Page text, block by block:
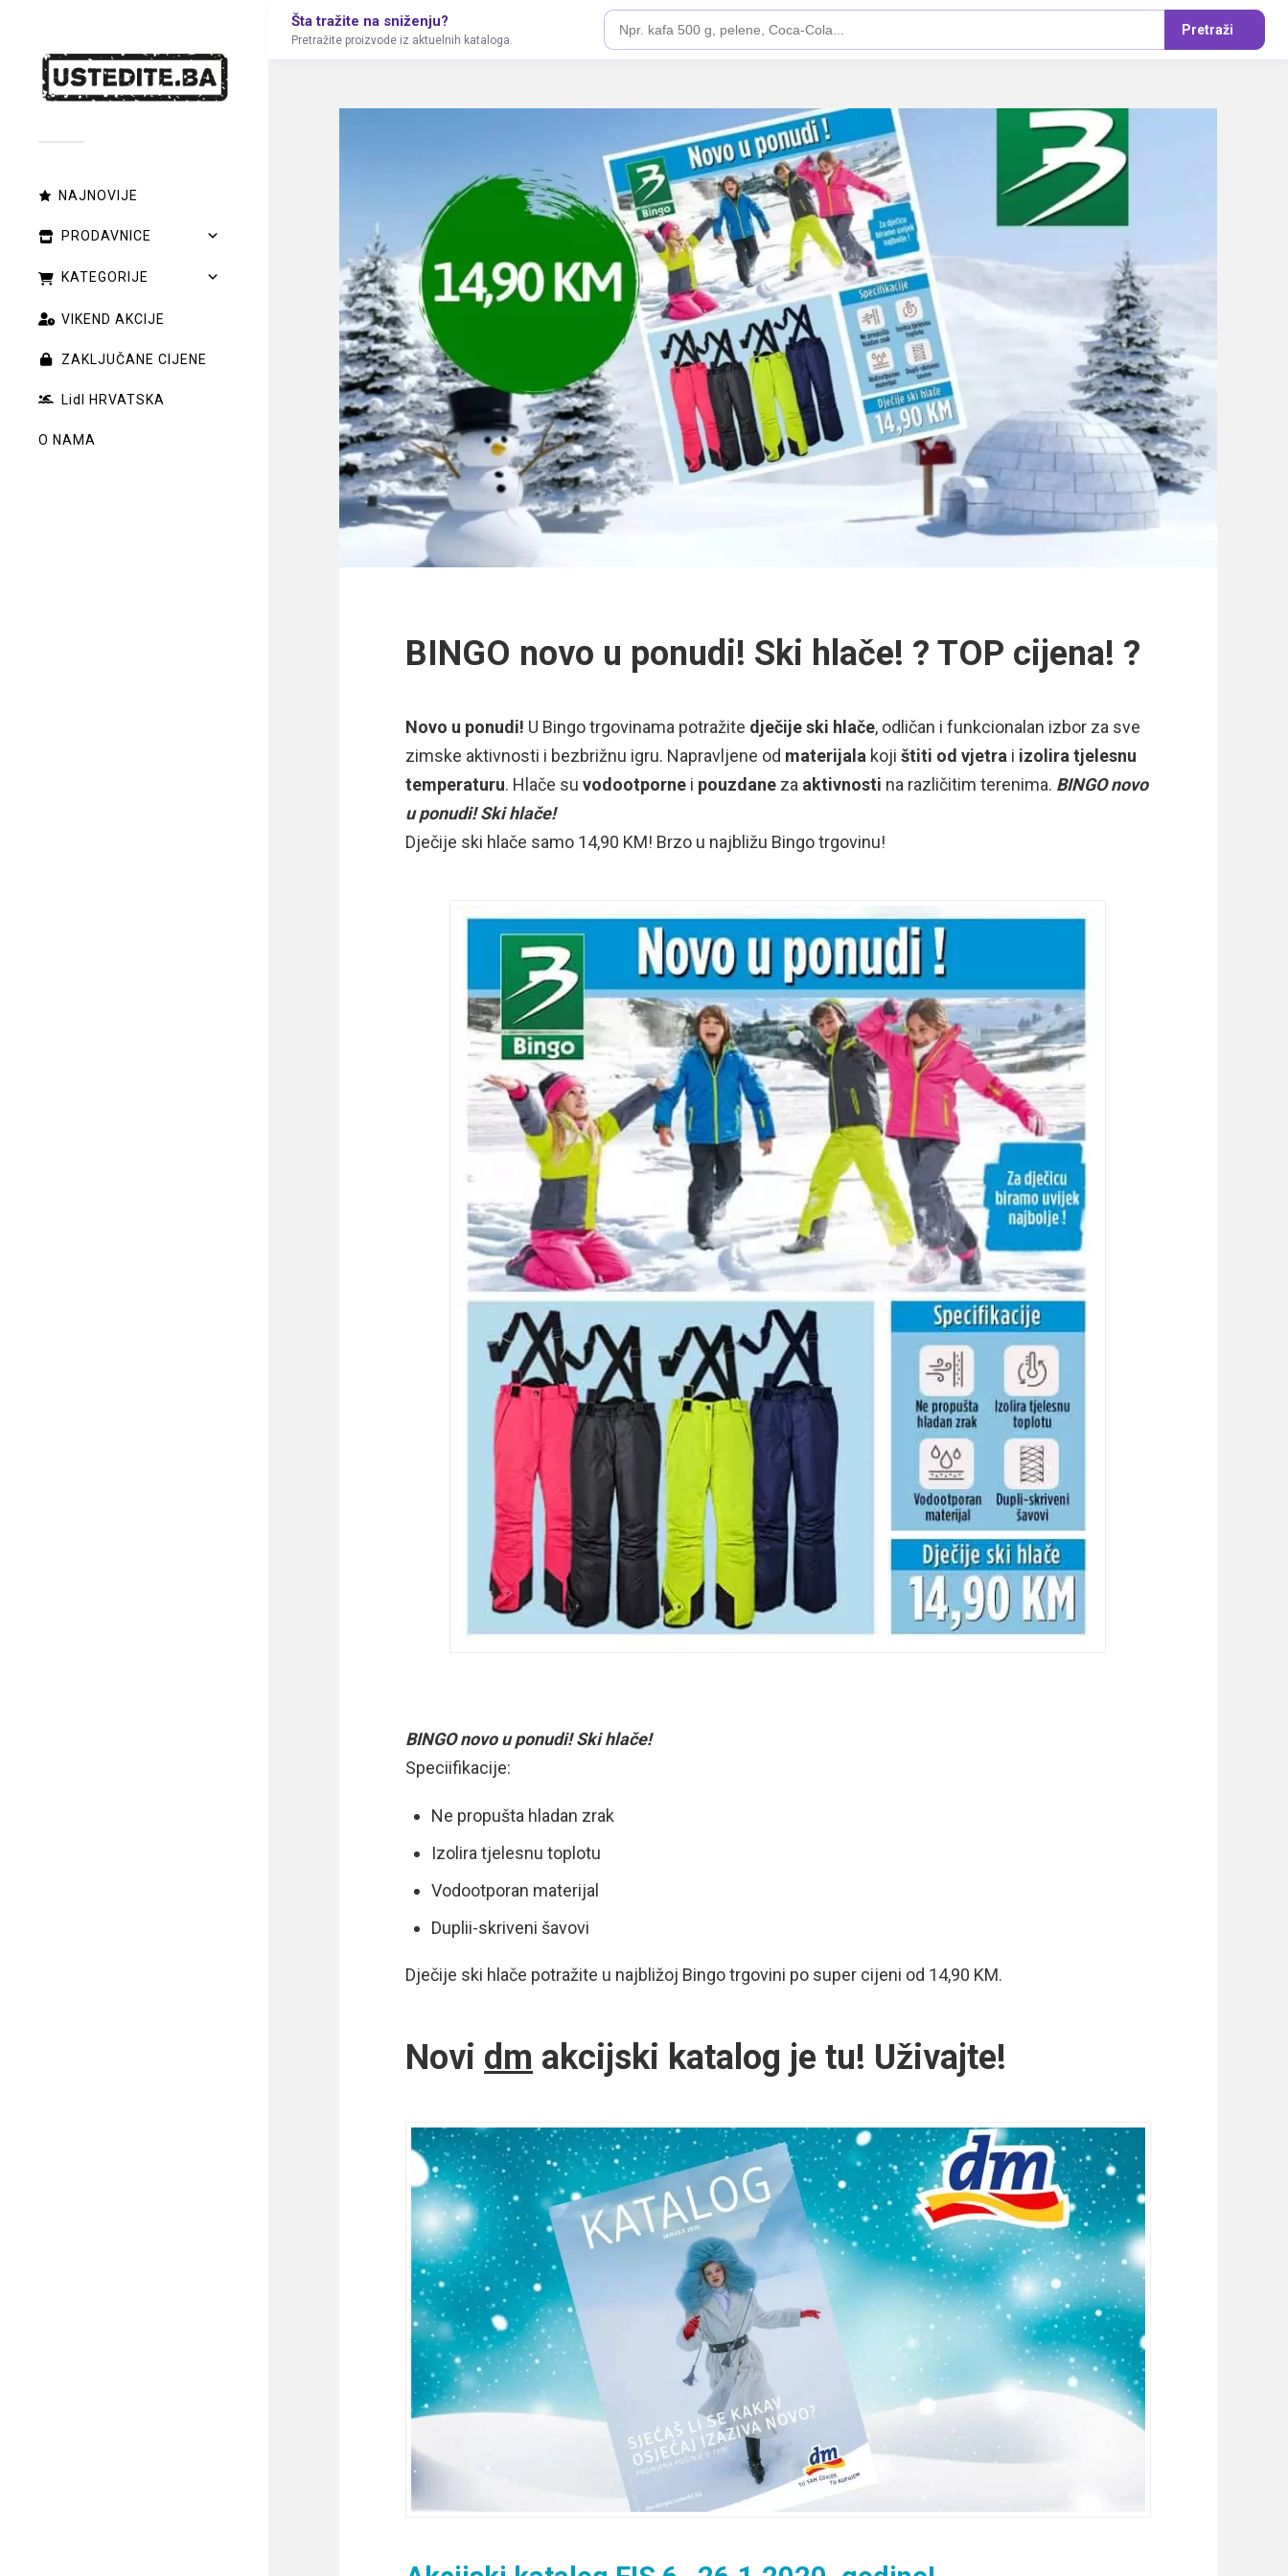
NAJNOVIJE
PRODAVNICE
KATEGORIJE
VIKEND AKCIJE
ZAKLJUČANE CIJENE
Lidl HRVATSKA
O NAMA
Šta tražite na sniženju?
Pretražite proizvode iz aktuelnih kataloga.
Pretraži
BINGO novo u ponudi! Ski hlače! ? TOP cijena! ?
Novo u ponudi! U Bingo trgovinama potražite dječije ski hlače, odličan i funkcionalan izbor za sve
zimske aktivnosti i bezbrižnu igru. Napravljene od materijala kojištiti od vjetra i izolira tjelesnu
temperaturu. Hlače suvodootporne i pouzdane za aktivnosti na različitim terenima. BINGO novo
u ponudi! Ski hlače!
Dječije ski hlače samo 14,90 KM! Brzo u najbližu Bingo trgovinu!
BINGO novo u ponudi! Ski hlače!
Speciifikacije:
Ne propušta hladan zrak
Izolira tjelesnu toplotu
Vodootporan materijal
Duplii-skriveni šavovi
Dječije ski hlače potražite u najbližoj Bingo trgovini po super cijeni od 14,90 KM.
Novi dm akcijski katalog je tu! Uživajte!